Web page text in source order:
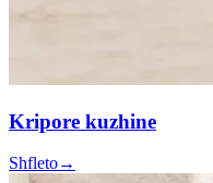
Kripore kuzhine
Shfleto→